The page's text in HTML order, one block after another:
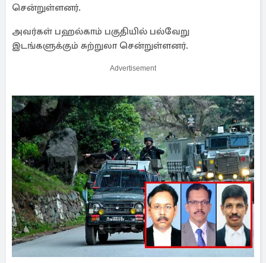
சென்றுள்ளனர்.
அவர்கள் பஹல்காம் பகுதியில் பல்வேறு
இடங்களுக்கும் சுற்றுலா சென்றுள்ளனர்.
Advertisement